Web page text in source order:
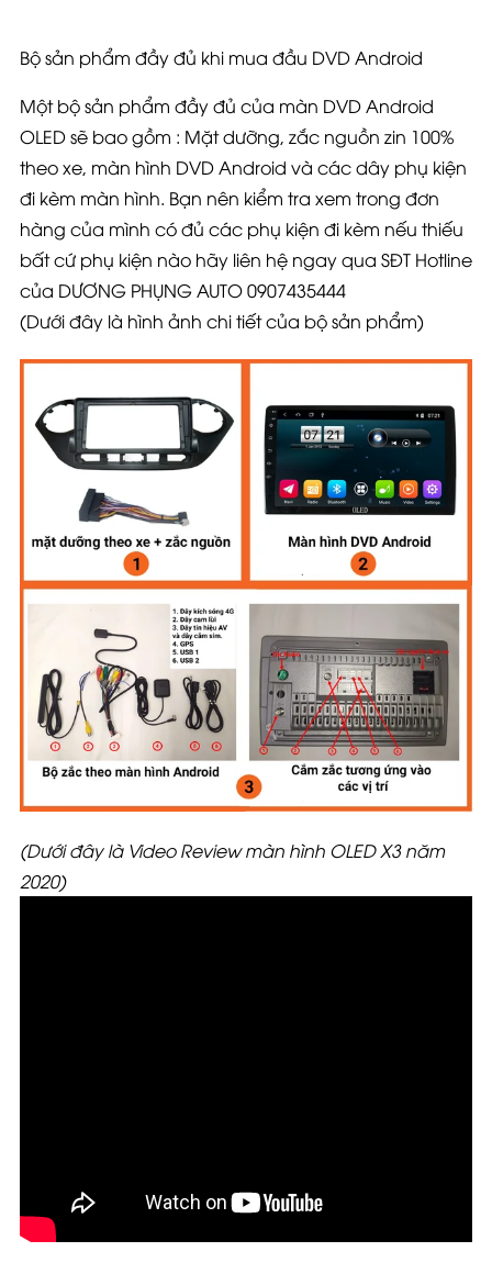
Bộ sản phẩm đầy đủ khi mua đầu DVD Android
Một bộ sản phẩm đầy đủ của màn DVD Android
OLED sẽ bao gồm : Mặt dưỡng, zắc nguồn zin 100%
theo xe, màn hình DVD Android và các dây phụ kiện
đi kèm màn hình. Bạn nên kiểm tra xem trong đơn
hàng của mình có đủ các phụ kiện đi kèm nếu thiếu
bất cứ phụ kiện nào hãy liên hệ ngay qua SĐT Hotline
của DƯƠNG PHỤNG AUTO 0907435444
(Dưới đây là hình ảnh chi tiết của bộ sản phẩm)
(Dưới đây là Video Review màn hình OLED X3 năm
2020)